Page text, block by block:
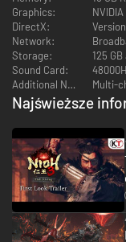
• Style walki
Możesz cieszyć się
bitwy między dwoma
stylu samurajów
Graphics:
DirectX:
Network:
Storage:
125
Sound Card:
Additional Notes:
Multi-
Najświeższe